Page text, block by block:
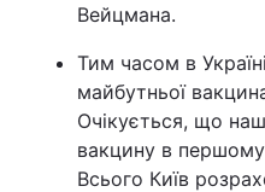
Вейцмана.
Тим часом в
майбутньої
Очікується, що
вакцину в першому
Всього Київ